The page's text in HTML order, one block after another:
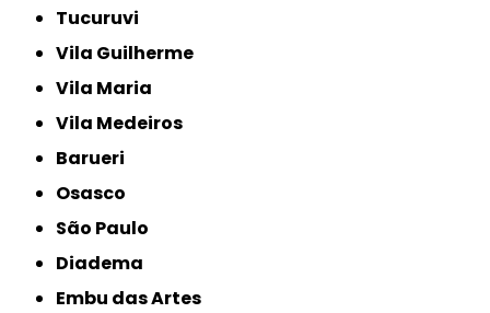
Tucuruvi
Vila Guilherme
Vila Maria
Vila Medeiros
Barueri
Osasco
São Paulo
Diadema
Embu das Artes